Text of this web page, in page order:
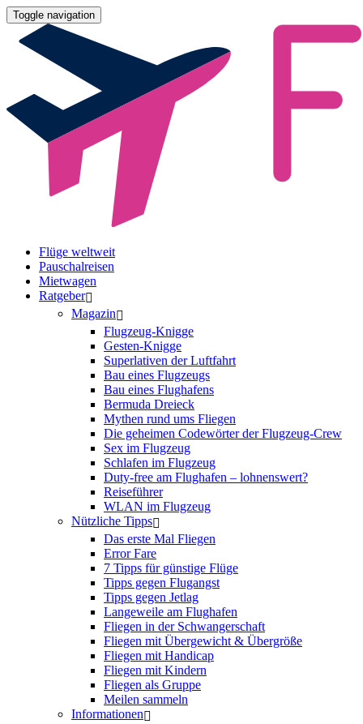
Toggle navigation
Flüge weltweit
Pauschalreisen
Mietwagen
Ratgeber
Magazin
Flugzeug-Knigge
Gesten-Knigge
Superlativen der Luftfahrt
Bau eines Flugzeugs
Bau eines Flughafens
Bermuda Dreieck
Mythen rund ums Fliegen
Die geheimen Codewörter der Flugzeug-Crew
Sex im Flugzeug
Schlafen im Flugzeug
Duty-free am Flughafen – lohnenswert?
Reiseführer
WLAN im Flugzeug
Nützliche Tipps
Das erste Mal Fliegen
Error Fare
7 Tipps für günstige Flüge
Tipps gegen Flugangst
Tipps gegen Jetlag
Langeweile am Flughafen
Fliegen in der Schwangerschaft
Fliegen mit Übergewicht & Übergröße
Fliegen mit Handicap
Fliegen mit Kindern
Fliegen als Gruppe
Meilen sammeln
Informationen